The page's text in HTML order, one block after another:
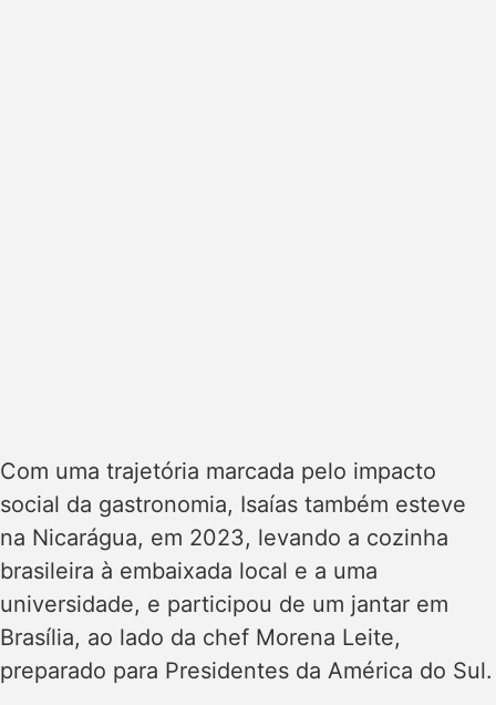
Com uma trajetória marcada pelo impacto
social da gastronomia, Isaías também esteve
na Nicarágua, em 2023, levando a cozinha
brasileira à embaixada local e a uma
universidade, e participou de um jantar em
Brasília, ao lado da chef Morena Leite,
preparado para Presidentes da América do Sul.